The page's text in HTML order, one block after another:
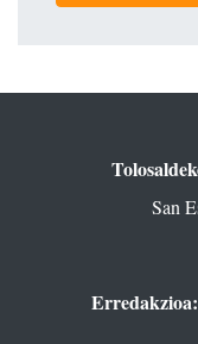
San
Erredakzioa: